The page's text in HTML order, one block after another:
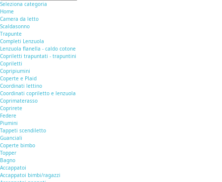
Seleziona categoria
Home
Camera da letto
Scaldasonno
Trapunte
Completi Lenzuola
Lenzuola flanella - caldo cotone
Copriletti trapuntati - trapuntini
Copriletti
Copripiumini
Coperte e Plaid
Coordinati lettino
Coordinati copriletto e lenzuola
Coprimaterasso
Coprirete
Federe
Piumini
Tappeti scendiletto
Guanciali
Coperte bimbo
Topper
Bagno
Accappatoi
Accappatoi bimbi/ragazzi